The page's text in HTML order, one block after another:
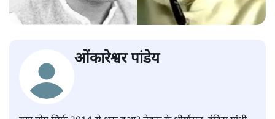
ओंकारेश्वर पांडेय